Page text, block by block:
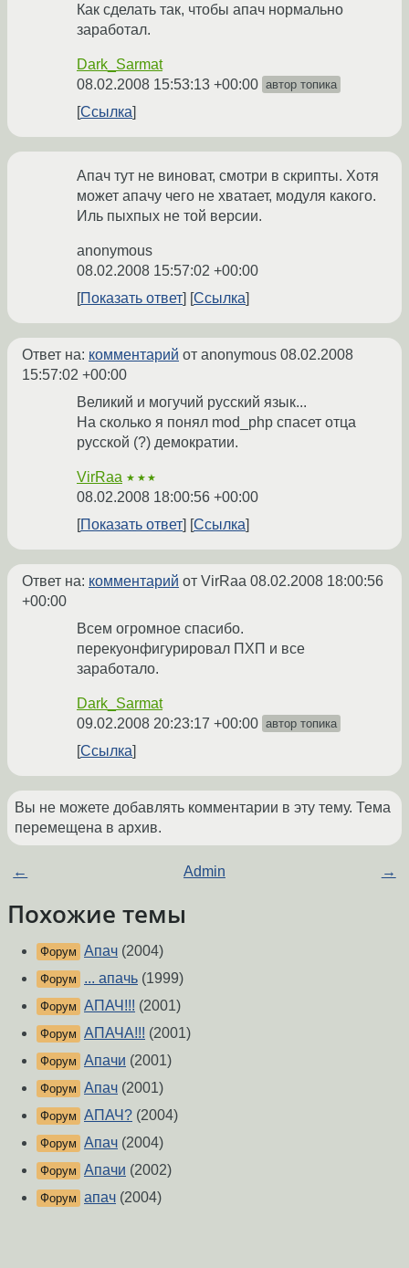
Как сделать так, чтобы апач нормально
заработал.
Dark_Sarmat
08.02.2008 15:53:13 +00:00 автор топика
Ссылка
Апач тут не виноват, смотри в скрипты. Хотя
может апачу чего не хватает, модуля какого.
Иль пыхпых не той версии.
anonymous
08.02.2008 15:57:02 +00:00
Показать ответ
Ссылка
Ответ на: комментарий от anonymous 08.02.2008
15:57:02 +00:00
Великий и могучий русский язык...
На сколько я понял mod_php спасет отца
русской (?) демократии.
VirRaa ★★★
08.02.2008 18:00:56 +00:00
Показать ответ
Ссылка
Ответ на: комментарий от VirRaa 08.02.2008 18:00:56
+00:00
Всем огромное спасибо.
перекуонфигурировал ПХП и все
заработало.
Dark_Sarmat
09.02.2008 20:23:17 +00:00 автор топика
Ссылка
Вы не можете добавлять комментарии в эту тему. Тема
перемещена в архив.
← Admin →
Похожие темы
Форум Апач (2004)
Форум ... апачь (1999)
Форум АПАЧ!!! (2001)
Форум АПАЧА!!! (2001)
Форум Апачи (2001)
Форум Апач (2001)
Форум АПАЧ? (2004)
Форум Апач (2004)
Форум Апачи (2002)
Форум апач (2004)